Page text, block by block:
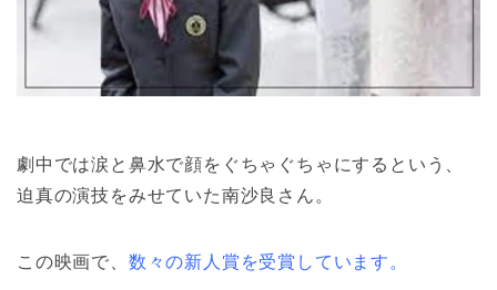
劇中では涙と鼻水で顔をぐちゃぐちゃにするという、
迫真の演技をみせていた南沙良さん。
この映画で、 数々の新人賞を受賞しています。